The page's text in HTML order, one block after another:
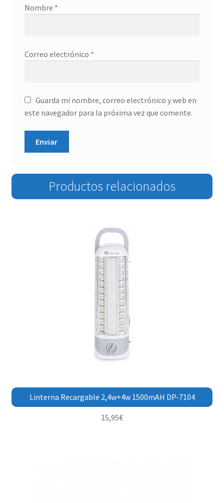
Nombre *
Correo electrónico *
Guarda mi nombre, correo electrónico y web en
este navegador para la próxima vez que comente.
Productos relacionados
Linterna Recargable 2,4w+4w 1500mAH DP-7104
15,95€